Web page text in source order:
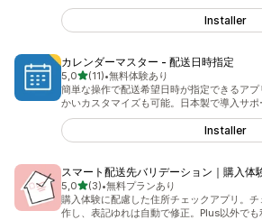
Installer
カレンダーマスター ‑ 配送日時指定
5,0av 5 stjerner
(11)
Totalt 11 omtaler
•無料体験あり
簡単な操作で配送希望日時が指定できるア
かいカスタマイズも可能。日本製で導入サポ
Installer
スマート配送先バリデーション｜購入体
5,0av 5 stjerner
(3)
Totalt 3 omtaler
•無料プランあり
購入体験に配慮した住所チェックアプリ。
作し、表記ゆれは自動で修正。Plus以外でも